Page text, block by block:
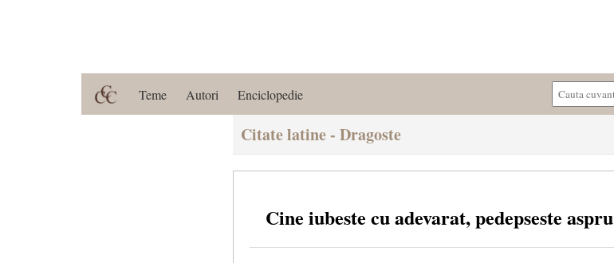
Teme Autori Enciclopedie
Citate latine - Dragoste
Cine iubeste cu adevarat, pedepseste aspru